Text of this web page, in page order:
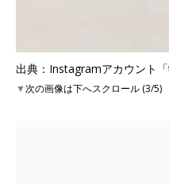
出典：Instagramアカウント
▼次の画像は下へスクロール (3/5)